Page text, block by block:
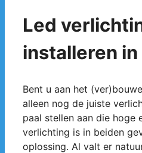
Led
installeren in
Bent u aan het
alleen nog de juiste
paal stellen aan die hoge
verlichting is in beiden
oplossing. Al valt er